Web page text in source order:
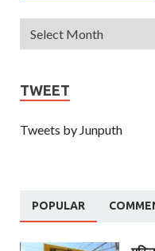
TWEET
Tweets by Junputh
POPULAR